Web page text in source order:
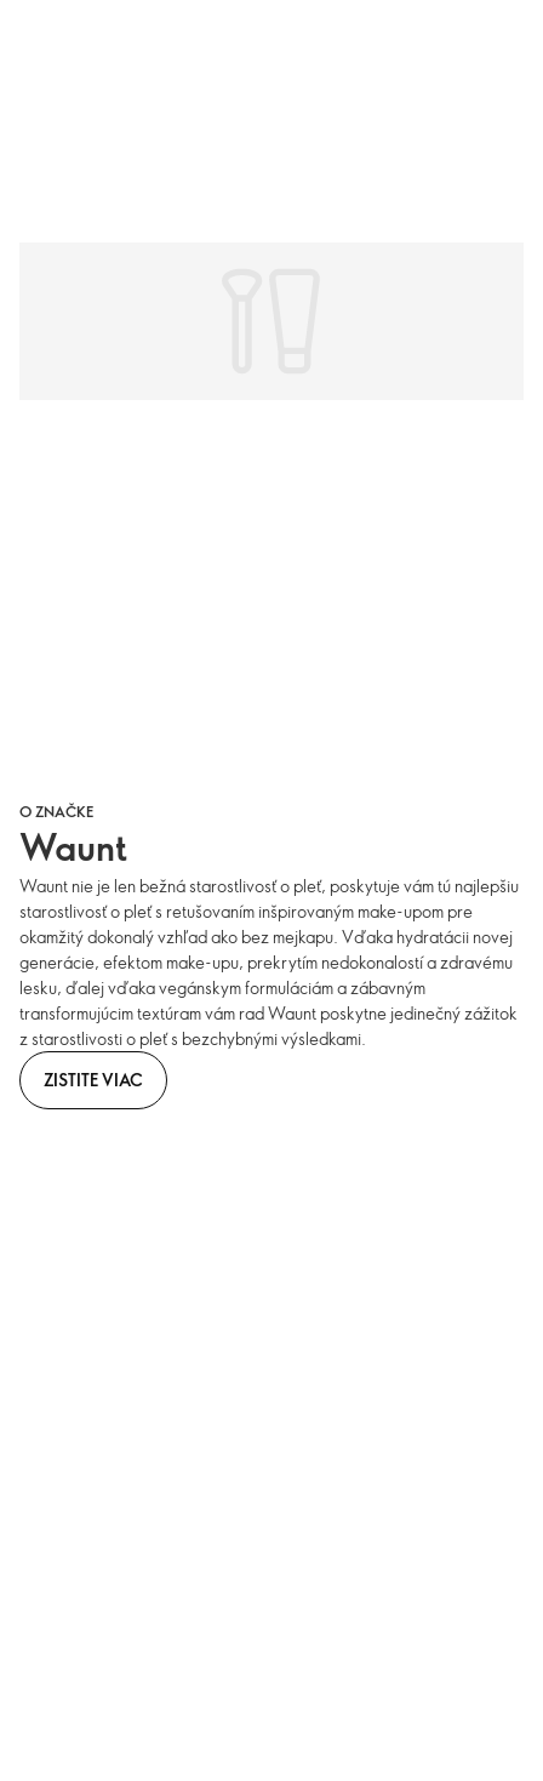
O ZNAČKE
Waunt
Waunt nie je len bežná starostlivosť o pleť, poskytuje vám tú najlepšiu
starostlivosť o pleť s retušovaním inšpirovaným make-upom pre
okamžitý dokonalý vzhľad ako bez mejkapu. Vďaka hydratácii novej
generácie, efektom make-upu, prekrytím nedokonalostí a zdravému
lesku, ďalej vďaka vegánskym formuláciám a zábavným
transformujúcim textúram vám rad Waunt poskytne jedinečný zážitok
z starostlivosti o pleť s bezchybnými výsledkami.
ZISTITE VIAC